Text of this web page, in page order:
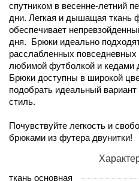
спутником в весенне-летний
дни. Легкая и дышащая ткань
обеспечивает
дня. Брюки идеально
расслабленных повседневных
любимой футболкой и кедами
Брюки доступны в широкой
подобрать идеальный
стиль.
Почувствуйте легкость и
брюками из футера двунитки!
ткань основная